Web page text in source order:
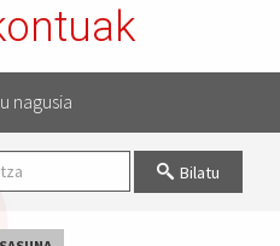
nagusia
Bilatu